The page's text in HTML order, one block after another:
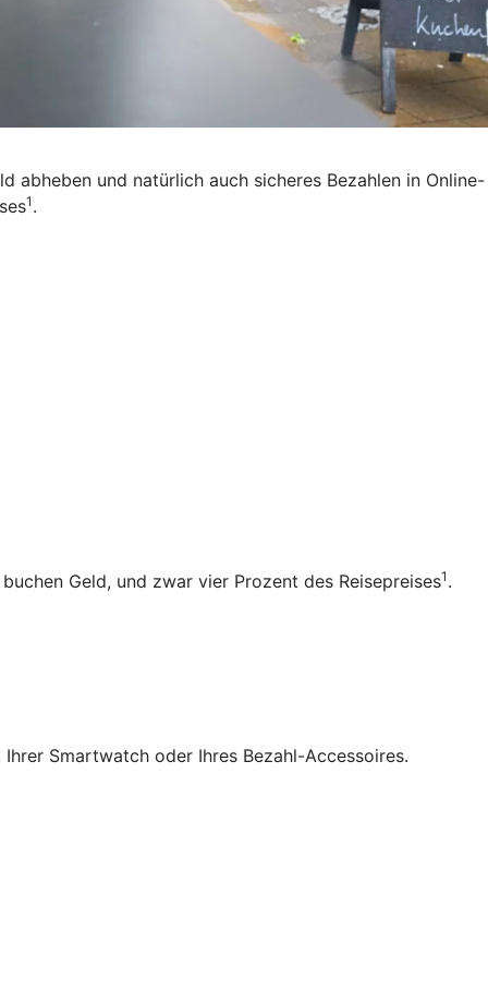
und natürlich auch sicheres Bezahlen in Online-
1 .
Geld, und zwar vier Prozent des Reisepreises1 .
Smartwatch oder Ihres Bezahl-Accessoires.